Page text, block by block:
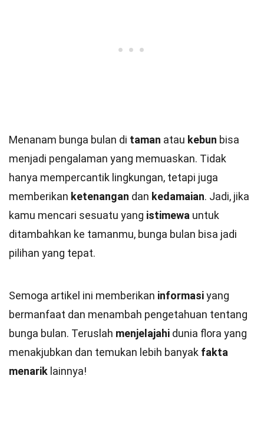
Menanam bunga bulan di taman atau kebun bisa
menjadi pengalaman yang memuaskan. Tidak
hanya mempercantik lingkungan, tetapi juga
memberikan ketenangan dan kedamaian. Jadi, jika
kamu mencari sesuatu yang istimewa untuk
ditambahkan ke tamanmu, bunga bulan bisa jadi
pilihan yang tepat.
Semoga artikel ini memberikan informasiyang
bermanfaat dan menambah pengetahuan tentang
bunga bulan. Teruslah menjelajahi dunia flora yang
menakjubkan dan temukan lebih banyak fakta
menarik lainnya!